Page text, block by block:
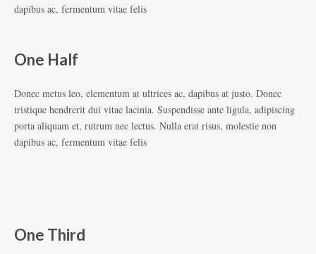
dapibus ac, fermentum vitae felis
One Half
Donec metus leo, elementum at ultrices ac, dapibus at justo. Donec
tristique hendrerit dui vitae lacinia. Suspendisse ante ligula, adipiscing
porta aliquam et, rutrum nec lectus. Nulla erat risus, molestie non
dapibus ac, fermentum vitae felis
One Third